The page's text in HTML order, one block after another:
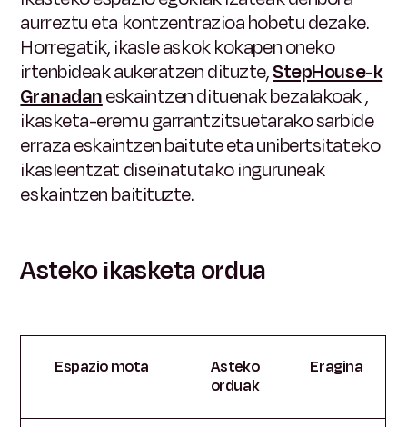
aurreztu eta kontzentrazioa hobetu dezake.
Horregatik, ikasle askok kokapen oneko
irtenbideak aukeratzen dituzte,StepHouse-k
Granadaneskaintzen dituenak bezalakoak,
ikasketa-eremu garrantzitsuetarako sarbide
erraza eskaintzen baitute eta unibertsitateko
ikasleentzat diseinatutako inguruneak
eskaintzen baitituzte.
Asteko ikasketa ordua
Espazio mota
Asteko
orduak
Eragina